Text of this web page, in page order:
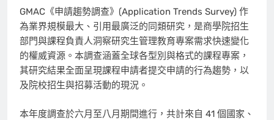
GMAC《申請趨勢調查》(Application Trends Survey) 作
為業界規模最大、引用最廣泛的同類研究，是商學院招生
部門與課程負責人洞察研究生管理教育專案需求快速變化
的權威資源。本調查涵蓋全球各型別與格式的課程專案，
其研究結果全面呈現課程申請者提交申請的行為趨勢，以
及院校招生與招募活動的現況。
本年度調查於六月至八月期間進行，共計來自 41 個國家、